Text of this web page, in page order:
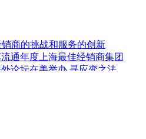
车模美腿爆乳无惧
走光
销商的挑战和服务的创新
通年度上海最佳经销商集团
论坛在美举办 寻应变之法